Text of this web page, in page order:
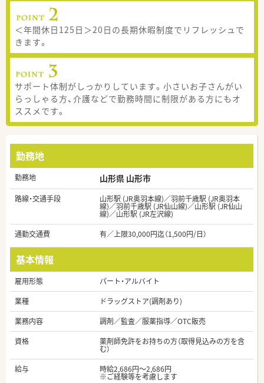
＜年間休日125日＞20日の長期休暇制度でリフレッシュで
きます。
サポート体制がしっかりしています。小さいお子さんがい
らっしゃる方、介護などで勤務時間に制限がある方にもオ
ススメです。
勤務地
勤務地 山形県 山形市
路線・交通手段 山形駅 (JR奥羽本線)／羽前千歳駅 (JR奥羽本
線)／羽前千歳駅 (JR仙山線)／山形駅 (JR仙山
線)／山形駅 (JR左沢線)
通勤交通費
有／上限30,000円迄（1,500円/日）
基本情報
雇用形態
パート・アルバイト
業種
ドラッグストア(調剤あり)
業務内容
調剤／監査／服薬指導／OTC販売
資格
薬剤師免許をお持ちの方（取得見込みの方を含
む）
給与
時給2,686円～2,686円
※ご経験等を考慮します